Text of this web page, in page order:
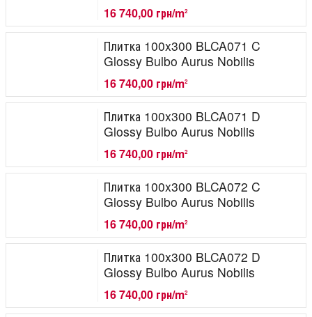
16 740,00 грн/m2
Плитка 100x300 BLCA071 C
Glossy Bulbo Aurus Nobilis
16 740,00 грн/m2
Плитка 100x300 BLCA071 D
Glossy Bulbo Aurus Nobilis
16 740,00 грн/m2
Плитка 100x300 BLCA072 C
Glossy Bulbo Aurus Nobilis
16 740,00 грн/m2
Плитка 100x300 BLCA072 D
Glossy Bulbo Aurus Nobilis
16 740,00 грн/m2